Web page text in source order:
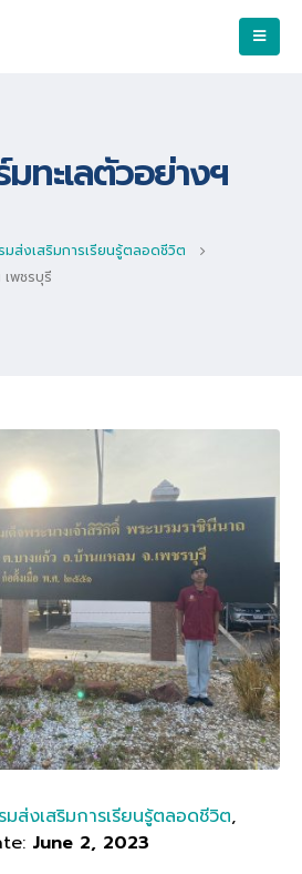
ทะเลตัวอย่างฯ
มส่งเสริมการเรียนรู้ตลอดชีวิต
เพชรบุรี
มส่งเสริมการเรียนรู้ตลอดชีวิต,
June 2, 2023